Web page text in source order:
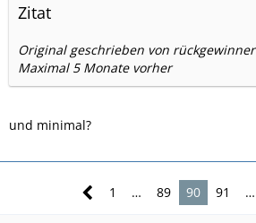
Zitat
Original geschrieben von rückgewinner
Maximal 5 Monate vorher
und minimal?
1 … 89 90 91 …